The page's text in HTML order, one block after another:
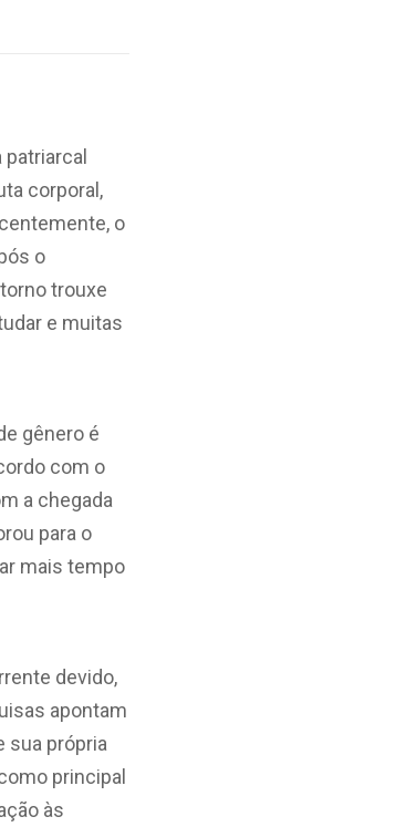
corporal,
o
o
trouxe
e muitas
gênero é
com o
a chegada
para o
mais tempo
devido,
apontam
sua própria
principal
às